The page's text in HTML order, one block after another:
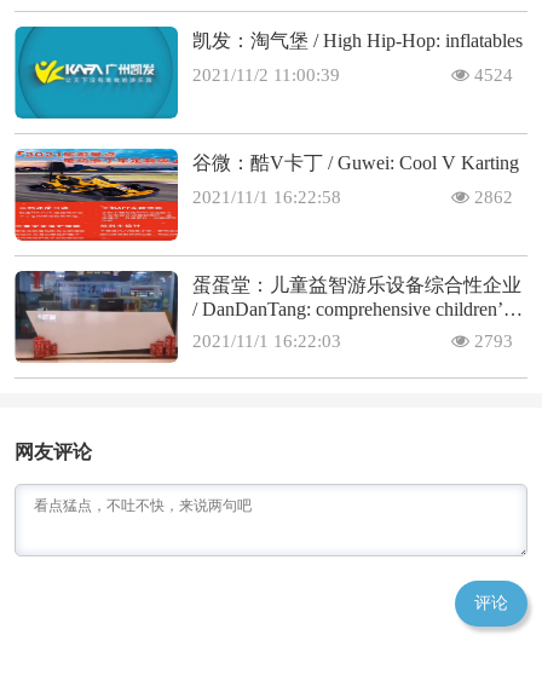
凯发：淘气堡 / High Hip-Hop: inflatables
2021/11/2 11:00:39 4524
谷微：酷V卡丁 / Guwei: Cool V Karting
2021/11/1 16:22:58 2862
蛋蛋堂：儿童益智游乐设备综合性企业
/ DanDanTang: comprehensive children’s
educational amusement
2021/11/1 16:22:03 2793
网友评论
评论